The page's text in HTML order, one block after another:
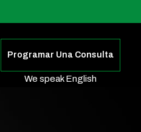
Programar Una Consulta
We speak English